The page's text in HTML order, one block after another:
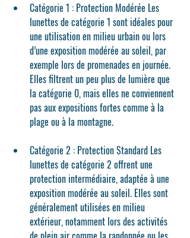
Catégorie 1 : Protection Modérée Les
lunettes de catégorie 1 sont idéales pour
une utilisation en milieu urbain ou lors
d’une exposition modérée au soleil, par
exemple lors de promenades en journée.
Elles filtrent un peu plus de lumière que
la catégorie 0, mais elles ne conviennent
pas aux expositions fortes comme à la
plage ou à la montagne.
Catégorie 2 : Protection Standard Les
lunettes de catégorie 2 offrent une
protection intermédiaire, adaptée à une
exposition modérée au soleil. Elles sont
généralement utilisées en milieu
extérieur, notamment lors des activités